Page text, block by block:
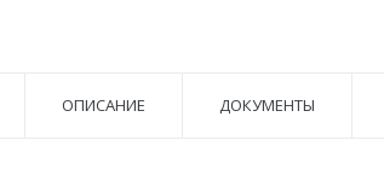
ОПИСАНИЕ ДОКУМЕНТЫ